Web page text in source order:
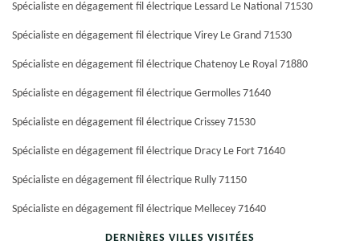
Spécialiste en dégagement fil électrique Lessard Le National 71530
Spécialiste en dégagement fil électrique Virey Le Grand 71530
Spécialiste en dégagement fil électrique Chatenoy Le Royal 71880
Spécialiste en dégagement fil électrique Germolles 71640
Spécialiste en dégagement fil électrique Crissey 71530
Spécialiste en dégagement fil électrique Dracy Le Fort 71640
Spécialiste en dégagement fil électrique Rully 71150
Spécialiste en dégagement fil électrique Mellecey 71640
DERNIÈRES VILLES VISITÉES